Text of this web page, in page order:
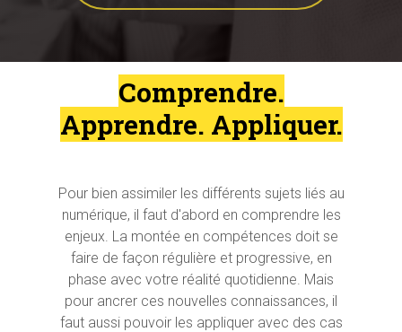
Comprendre.
Apprendre. Appliquer.
Pour bien assimiler les différents sujets liés au
numérique, il faut d'abord en comprendre les
enjeux. La montée en compétences doit se
faire de façon régulière et progressive, en
phase avec votre réalité quotidienne. Mais
pour ancrer ces nouvelles connaissances, il
faut aussi pouvoir les appliquer avec des cas